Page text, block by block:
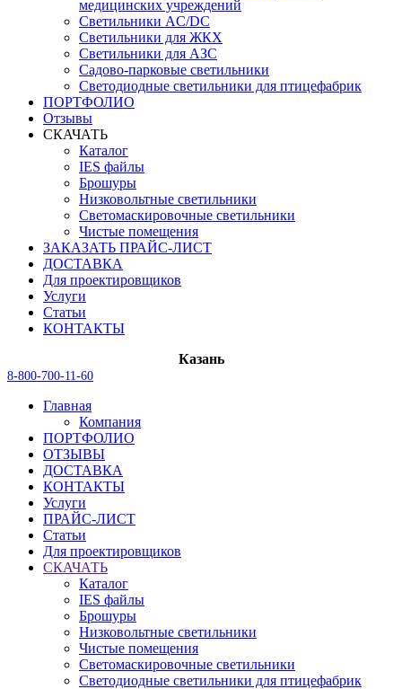
медицинских учреждений
Светильники AC/DC
Светильники для ЖКХ
Светильники для АЗС
Садово-парковые светильники
Светодиодные светильники для птицефабрик
ПОРТФОЛИО
Отзывы
СКАЧАТЬ
Каталог
IES файлы
Брошуры
Низковольтные светильники
Светомаскировочные светильники
Чистые помещения
ЗАКАЗАТЬ ПРАЙС-ЛИСТ
ДОСТАВКА
Для проектировщиков
Услуги
Статьи
КОНТАКТЫ
Казань
8-800-700-11-60
Главная
Компания
ПОРТФОЛИО
ОТЗЫВЫ
ДОСТАВКА
КОНТАКТЫ
Услуги
ПРАЙС-ЛИСТ
Статьи
Для проектировщиков
СКАЧАТЬ
Каталог
IES файлы
Брошуры
Низковольтные светильники
Чистые помещения
Светомаскировочные светильники
Светодиодные светильники для птицефабрик